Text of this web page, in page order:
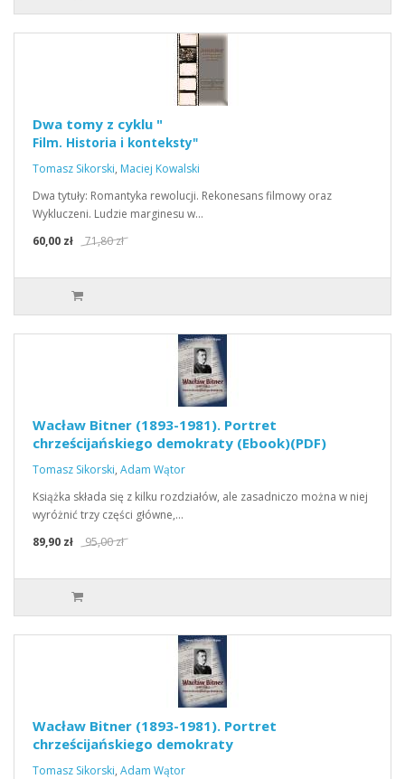
Dwa tomy z cyklu "
Film. Historia i konteksty"
Tomasz Sikorski, Maciej Kowalski
Dwa tytuły: Romantyka rewolucji. Rekonesans filmowy oraz
Wykluczeni. Ludzie marginesu w…
60,00 zł
71,80 zł
Wacław Bitner (1893-1981). Portret
chrześcijańskiego demokraty (Ebook)(PDF)
Tomasz Sikorski, Adam Wątor
Książka składa się z kilku rozdziałów, ale zasadniczo można w niej
wyróżnić trzy części główne,…
89,90 zł
95,00 zł
Wacław Bitner (1893-1981). Portret
chrześcijańskiego demokraty
Tomasz Sikorski, Adam Wątor